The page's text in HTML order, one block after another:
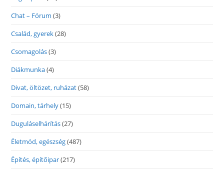
Chat – Fórum (3)
Család, gyerek(28)
Csomagolás(3)
Diákmunka(4)
Divat, öltözet, ruházat(58)
Domain, tárhely(15)
Duguláselhárítás(27)
Életmód, egészség(487)
Építés, építőipar(217)